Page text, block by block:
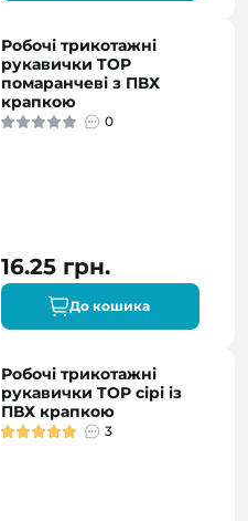
Робочі трикотажні
рукавички TOP
помаранчеві з ПВХ
крапкою
0
16.25 грн.
До кошика
Робочі трикотажні
рукавички TOP сірі із
ПВХ крапкою
3